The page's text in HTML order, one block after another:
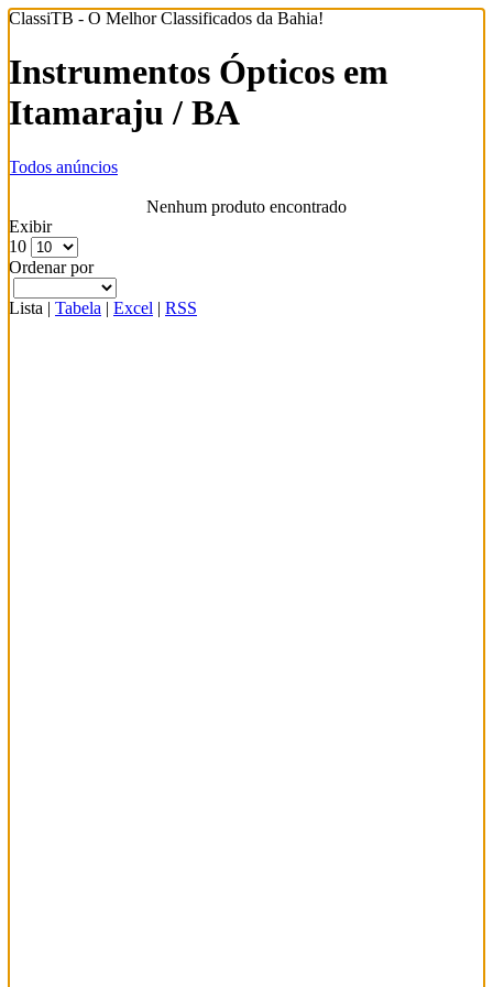
ClassiTB - O Melhor Classificados da Bahia!
Instrumentos Ópticos em
Itamaraju / BA
Todos anúncios
Nenhum produto encontrado
Exibir
10
Ordenar por
Lista | Tabela | Excel | RSS